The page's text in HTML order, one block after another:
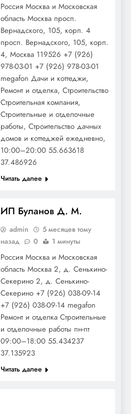
Россия Москва и Московская
область Москва просп.
Вернадского, 105, корп. 4
просп. Вернадского, 105, корп.
4, Москва 119526 +7 (926)
978-03-01 +7 (926) 978-03-01
megafon Дачи и коттеджи,
Ремонт и отделка, Строительство
Строительная компания,
Строительные и отделочные
работы, Строительство дачных
домов и коттеджей ежедневно,
10:00–20:00 55.663618
37.486926
Читать далее
ИП Буланов Д. М.
admin
5 месяцев тому
назад
0 1 минуты
Россия Москва и Московская
область Москва 2, д. Сенькино-
Секерино 2, д. Сенькино-
Секерино +7 (926) 038-09-14
+7 (926) 038-09-14 megafon
Ремонт и отделка Строительные
и отделочные работы пн-пт
09:00–18:00 55.434237
37.135923
Читать далее